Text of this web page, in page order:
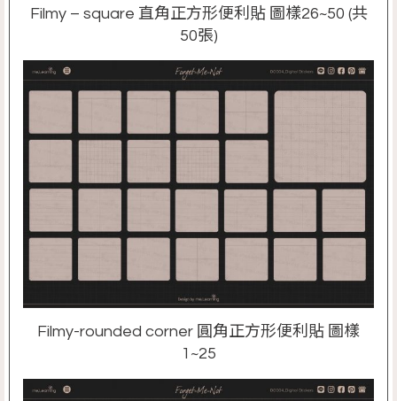
Filmy – square 直角正方形便利貼 圖樣26~50 (共
50張)
Filmy-rounded corner 圓角正方形便利貼 圖樣
1~25